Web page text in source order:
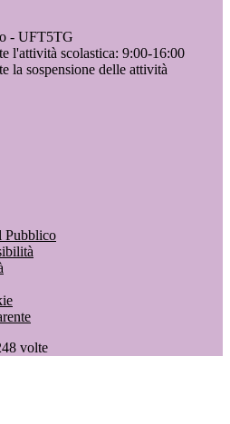
- UFT5TG
l'attività scolastica: 9:00-16:00
la sospensione delle attività
Pubblico
volte